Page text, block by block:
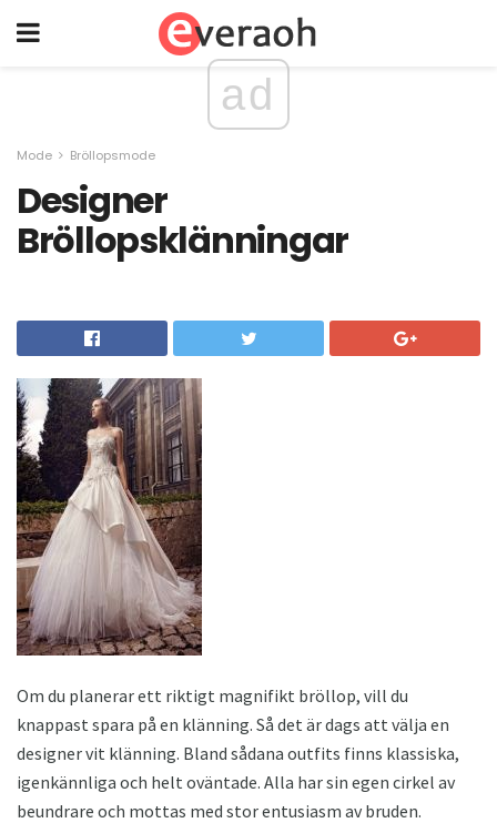
ad
Mode Bröllopsmode
Designer
Bröllopsklänningar
Om du planerar ett riktigt magnifikt bröllop, vill du
knappast spara på en klänning. Så det är dags att välja en
designer vit klänning. Bland sådana outfits finns klassiska,
igenkännliga och helt oväntade. Alla har sin egen cirkel av
beundrare och mottas med stor entusiasm av bruden.